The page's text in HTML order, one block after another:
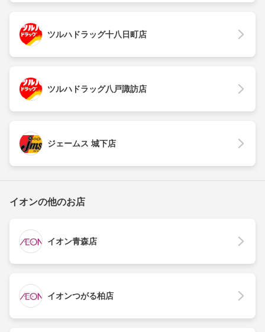
ツルハドラッグ十八日町店
ツルハドラッグ八戸諏訪店
ジェームス 城下店
イオンの他のお店
イオン青森店
イオンつがる柏店